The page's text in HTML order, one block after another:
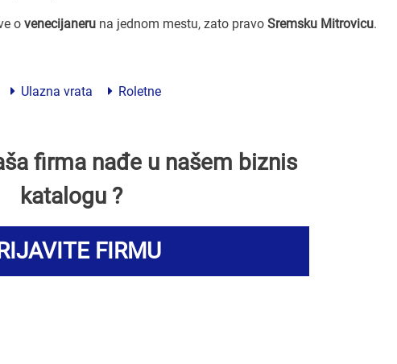
o venecijaneru na jednom mestu, zato pravo Sremsku Mitrovicu.
Ulazna vrata Roletne
firma nađe u našem biznis
katalogu ?
FIRMU